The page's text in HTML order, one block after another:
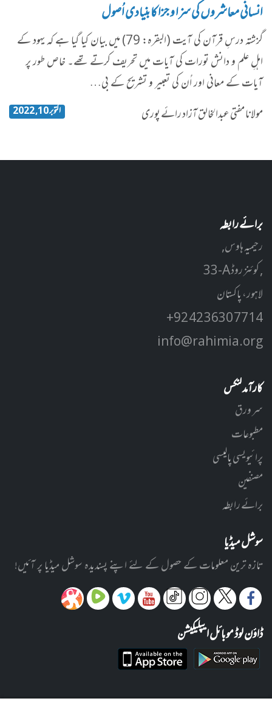
انسانی معاشروں کی سزا و جزا کا بنیادی اُصول
گزشتہ درسِ قرآن کی آیت (البقرہ: 79) میں بیان کیا گیا ہے کہ یہود کے
اہلِ علم و دانش تورات کی آیات میں تحریف کرتے تھے۔ خاص طور پر
آیات کے معانی اور اُن کی تعبیر و تشریح کے بی…
مولانا مفتی عبدالخالق آزاد رائے پوری
اکتوبر 10, 2022
برائے رابطہ
رحیمیہ ہاوس,
33-A کوئنز روڈ ,
لاہور، پاکستان
+92 42 3630 7714
info@rahimia.org
کارآمد لنکس
سر ورق
مطبوعات
پرائیویسی پالیسی
مصنفین
برائے رابطہ
سوشل میڈیا
تازہ ترین معلومات کے حصول کے لئے اپنے پسندیدہ سوشل میڈیا پر آئیں!
ڈاؤن لوڈ موبائل ایپلیکیشن